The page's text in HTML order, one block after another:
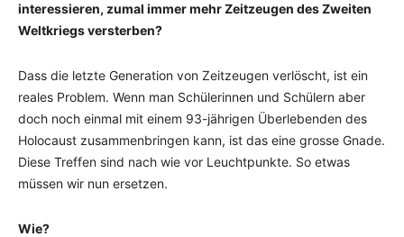
interessieren, zumal immer mehr Zeitzeugen des Zweiten
Weltkriegs versterben?
Dass die letzte Generation von Zeitzeugen verlöscht, ist ein
reales Problem. Wenn man Schülerinnen und Schülern aber
doch noch einmal mit einem 93-jährigen Überlebenden des
Holocaust zusammenbringen kann, ist das eine grosse Gnade.
Diese Treffen sind nach wie vor Leuchtpunkte. So etwas
müssen wir nun ersetzen.
Wie?